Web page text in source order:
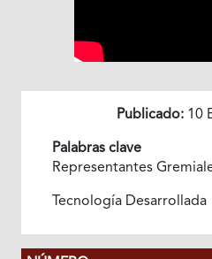
Publicado:10
Palabras clave
Representantes
Tecnología Desarrollada